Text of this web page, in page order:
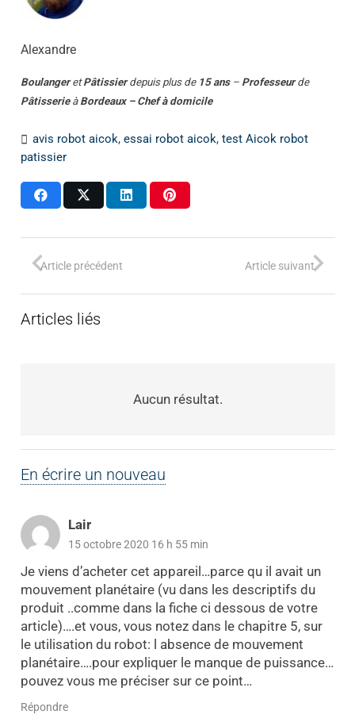
Alexandre
BoulangeretPâtissierdepuis plus de 15 ans– Professeurde
Pâtisserieà Bordeaux – Chef à domicile
avis robot aicok, essai robot aicok, test Aicok robot
patissier
Article précédent Article suivant
Articles liés
Aucun résultat.
En écrire un nouveau
Lair
15 octobre 2020 16 h 55 min
Je viens d’acheter cet appareil…parce qu il avait un
mouvement planétaire (vu dans les descriptifs du
produit ..comme dans la fiche ci dessous de votre
article)….et vous, vous notez dans le chapitre 5, sur
le utilisation du robot: l absence de mouvement
planétaire….pour expliquer le manque de puissance…
pouvez vous me préciser sur ce point…
Répondre